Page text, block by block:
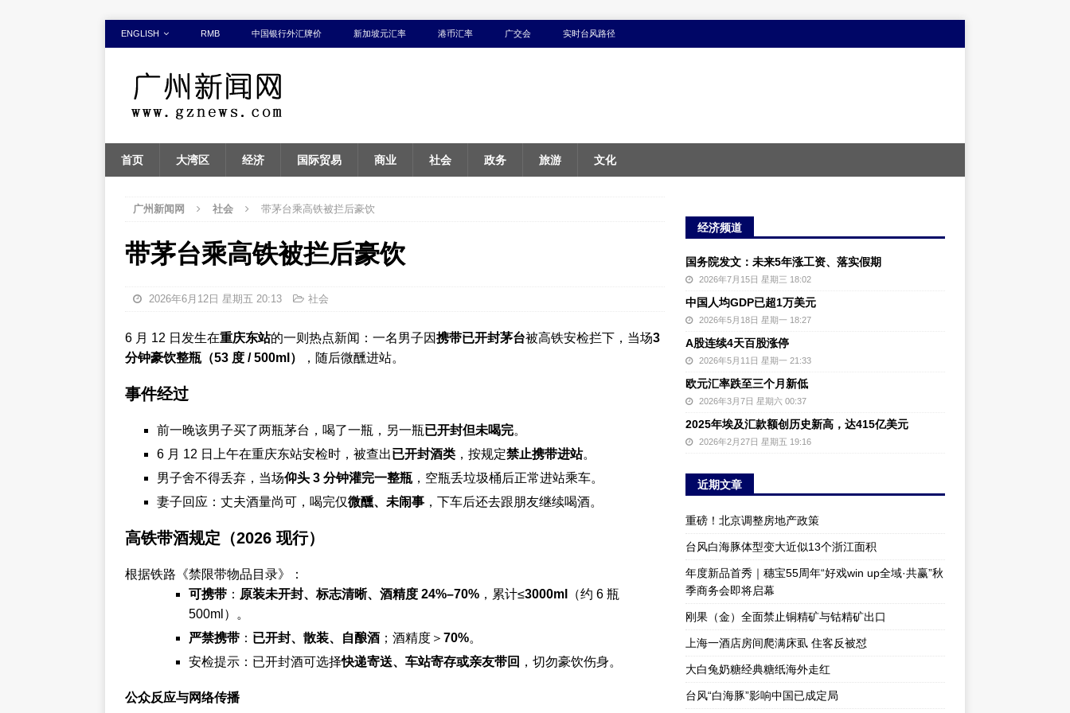
ENGLISH RMB 中国银行外汇牌价 新加坡元汇率 港币汇率 广交会 实时台风路径
首页 大湾区 经济 国际贸易 商业 社会 政务 旅游 文化
广州新闻网 社会 带茅台乘高铁被拦后豪饮
带茅台乘高铁被拦后豪饮
2026年6月12日 星期五 20:13 社会
6 月 12 日发生在重庆东站的一则热点新闻：一名男子因携带已开封茅台被高铁安检拦下，当场3
分钟豪饮整瓶（53 度 / 500ml）
，随后微醺进站。
事件经过
前一晚该男子买了两瓶茅台，喝了一瓶，另一瓶已开封但未喝完。
6 月 12 日上午在重庆东站安检时，被查出已开封酒类 ，按规定禁止携带进站。
男子舍不得丢弃，当场仰头 3 分钟灌完一整瓶 ，空瓶丢垃圾桶后正常进站乘车。
妻子回应：丈夫酒量尚可，喝完仅微醺、未闹事 ，下车后还去跟朋友继续喝酒。
高铁带酒规定（2026 现行）
根据铁路《禁限带物品目录》：
可携带 ： 原装未开封、标志清晰、酒精度 24%–70% ，累计≤3000ml
（约 6 瓶
500ml）。
严禁携带 ： 已开封、散装、自酿酒 ；酒精度＞ 70%。
安检提示：已开封酒可选择快递寄送、车站寄存或亲友带回 ，切勿豪饮伤身。
公众反应与网络传播‌
经济频道
国务院发文：未来5年涨工资、落实假期
2026年7月15日 星期三 18:02
中国人均GDP已超1万美元
2026年5月18日 星期一 18:27
A股连续4天百股涨停
2026年5月11日 星期一 21:33
欧元汇率跌至三个月新低
2026年3月7日 星期六 00:37
2025年埃及汇款额创历史新高，达415亿美元
2026年2月27日 星期五 19:16
近期文章
重磅！北京调整房地产政策
台风白海豚体型变大近似13个浙江面积
年度新品首秀｜穗宝55周年“好戏win up全域·共赢”秋
季商务会即将启幕
刚果（金）全面禁止铜精矿与钴精矿出口
上海一酒店房间爬满床虱 住客反被怼
大白兔奶糖经典糖纸海外走红
台风“白海豚”影响中国已成定局